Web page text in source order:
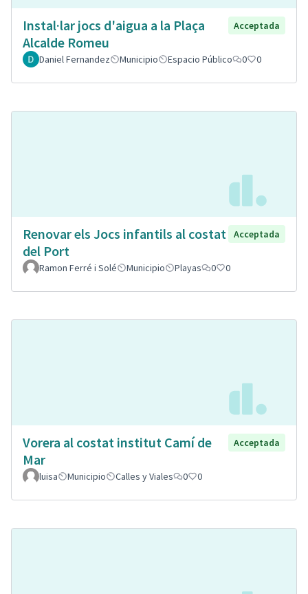
Instal·lar jocs d'aigua a la Plaça
Alcalde Romeu
Acceptada
Daniel Fernandez Municipio Espacio Público 0 0
Renovar els Jocs infantils al costat
del Port
Acceptada
Ramon Ferré i Solé Municipio Playas 0 0
Vorera al costat institut Camí de
Mar
Acceptada
luisa Municipio Calles y Viales 0 0